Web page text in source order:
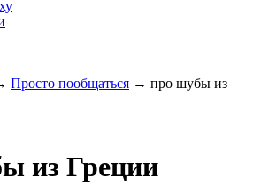
Просто пообщаться → про шубы из
из Греции